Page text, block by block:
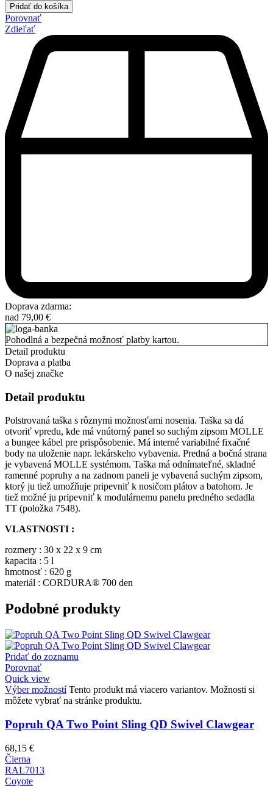
Pridať do košíka
Porovnať
Zdieľať
Doprava zdarma:
nad 79,00 €
Pohodlná a bezpečná možnosť platby kartou.
Detail produktu
Doprava a platba
O našej značke
Detail produktu
Polstrovaná taška s rôznymi možnosťami nosenia. Taška sa dá
otvoriť vpredu, kde má vnútorný panel so suchým zipsom MOLLE
a bungee kábel pre prispôsobenie. Má interné variabilné fixačné
body na uloženie napr. lekárskeho vybavenia. Predná a bočná strana
je vybavená MOLLE systémom. Taška má odnímateľné, skladné
ramenné popruhy a na zadnom paneli je vybavená suchým zipsom,
ktorý ju tiež umožňuje pripevniť k nosičom plátov a batohom. Je
tiež možné ju pripevniť k modulárnemu panelu predného sedadla
TT (položka 7548).
VLASTNOSTI :
rozmery : 30 x 22 x 9 cm
kapacita : 5 l
hmotnosť : 620 g
materiál : CORDURA® 700 den
Podobné produkty
Pridať do zoznamu
Porovnať
Quick view
Výber možností Tento produkt má viacero variantov. Možnosti si
môžete vybrať na stránke produktu.
Popruh QA Two Point Sling QD Swivel Clawgear
68,15 €
Čierna
RAL7013
Coyote